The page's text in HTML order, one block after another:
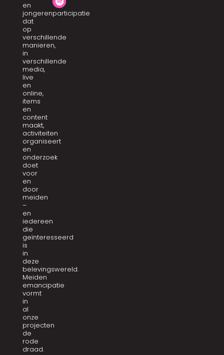
en
jongerenparticipatie
dat
op
verschillende
manieren,
in
verschillende
media,
live
en
online,
items
en
content
maakt,
activiteiten
organiseert
en
onderzoek
doet
voor
en
door
meiden
–
en
iedereen
die
geïnteresseerd
is
in
deze
belevingswereld.
Meiden
emancipatie
vormt
in
al
onze
projecten
de
rode
draad.